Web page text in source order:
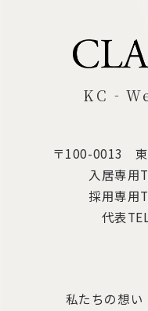
〒100-0013 東
入居専用
採用専用
代表
私たちの想い